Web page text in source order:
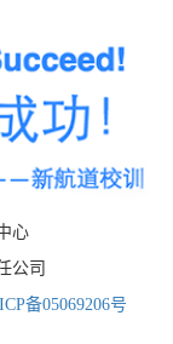
心
公司
备05069206号